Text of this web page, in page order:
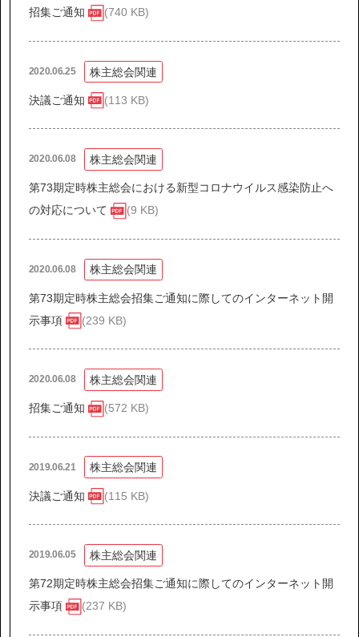
招集ご通知 (740 KB)
2020.06.25 株主総会関連
決議ご通知 (113 KB)
2020.06.08 株主総会関連
第73期定時株主総会における新型コロナウイルス感染防止へ
の対応について
(9 KB)
2020.06.08 株主総会関連
第73期定時株主総会招集ご通知に際してのインターネット開
示事項
(239 KB)
2020.06.08 株主総会関連
招集ご通知 (572 KB)
2019.06.21 株主総会関連
決議ご通知 (115 KB)
2019.06.05 株主総会関連
第72期定時株主総会招集ご通知に際してのインターネット開
示事項
(237 KB)